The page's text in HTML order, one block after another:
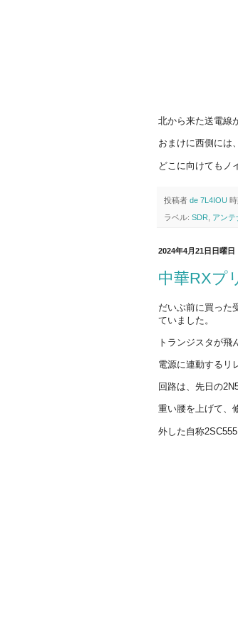
北から来た送電線
おまけに西側には
どこに向けてもノ
投稿者 de 7L4IOU
ラベル: SDR アンテ
2024年4月21日日曜日
中華RXプ
だいぶ前に買った
ていました。
トランジスタが飛
電源に連動するリ
回路は、先日の
重い腰を上げて、
外した自称